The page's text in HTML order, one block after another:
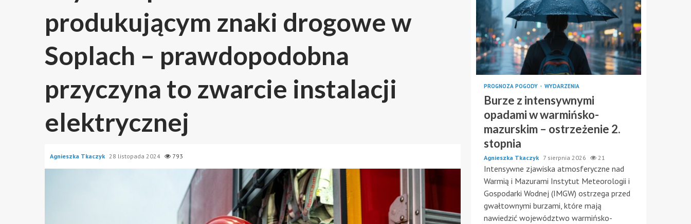
produkującym znaki drogowe w
Soplach – prawdopodobna
przyczyna to zwarcie instalacji
elektrycznej
Agnieszka Tkaczyk 28 listopada 2024 793
PROGNOZA POGODY WYDARZENIA
Burze z intensywnymi
opadami w warmińsko-
mazurskim – ostrzeżenie 2.
stopnia
Agnieszka Tkaczyk 7 sierpnia 2026 21
Intensywne zjawiska atmosferyczne nad
Warmią i Mazurami Instytut Meteorologii i
Gospodarki Wodnej (IMGW) ostrzega przed
gwałtownymi burzami, które mają
nawiedzić województwo warmińsko-